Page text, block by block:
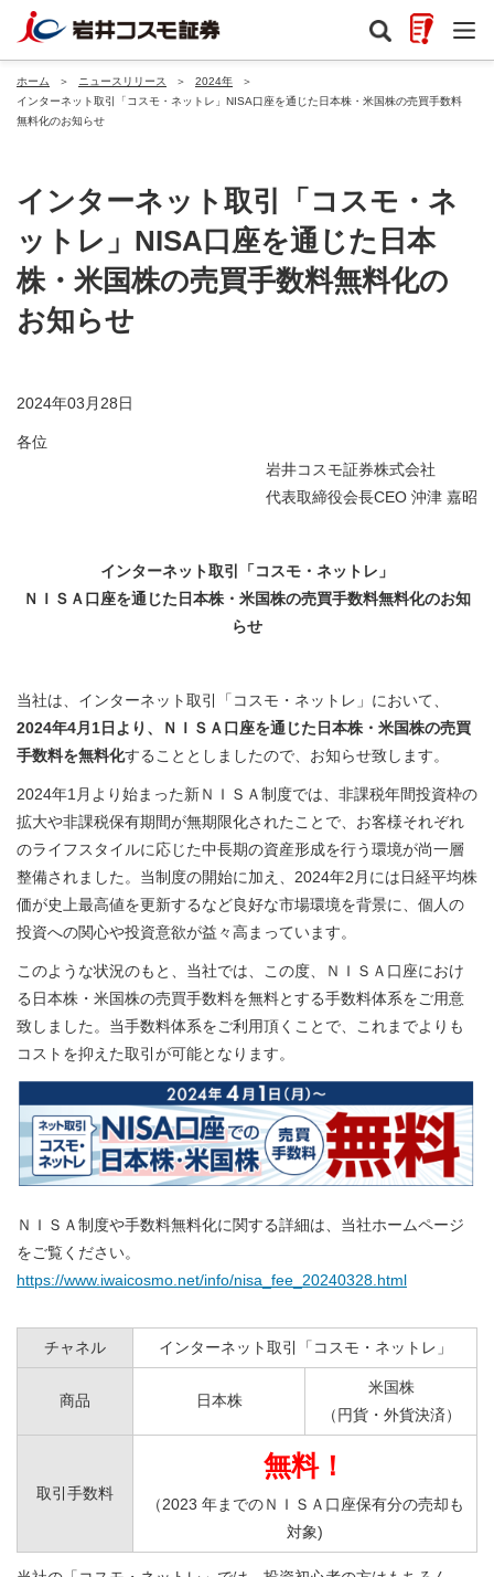
ホーム ＞ ニュースリリース ＞ 2024年
＞
インターネット取引「コスモ・ネットレ」NISA口座を通じた日本株・米国株の売買手数料
無料化のお知らせ
インターネット取引「コスモ・ネ
ットレ」NISA口座を通じた日本
株・米国株の売買手数料無料化の
お知らせ
2024年03月28日
各位
岩井コスモ証券株式会社
代表取締役会長CEO 沖津 嘉昭
インターネット取引「コスモ・ネットレ」
ＮＩＳＡ口座を通じた日本株・米国株の売買手数料無料化のお知
らせ
当社は、インターネット取引「コスモ・ネットレ」において、
2024年4月1日より、ＮＩＳＡ口座を通じた日本株・米国株の売買
手数料を無料化することとしましたので、お知らせ致します。
2024年1月より始まった新ＮＩＳＡ制度では、非課税年間投資枠の
拡大や非課税保有期間が無期限化されたことで、お客様それぞれ
のライフスタイルに応じた中長期の資産形成を行う環境が尚一層
整備されました。当制度の開始に加え、2024年2月には日経平均株
価が史上最高値を更新するなど良好な市場環境を背景に、個人の
投資への関心や投資意欲が益々高まっています。
このような状況のもと、当社では、この度、ＮＩＳＡ口座におけ
る日本株・米国株の売買手数料を無料とする手数料体系をご用意
致しました。当手数料体系をご利用頂くことで、これまでよりも
コストを抑えた取引が可能となります。
ＮＩＳＡ制度や手数料無料化に関する詳細は、当社ホームページ
をご覧ください。
https://www.iwaicosmo.net/info/nisa_fee_20240328.html
チャネル インターネット取引「コスモ・ネットレ」
商品 日本株
米国株
（円貨・外貨決済）
取引手数料
無料！
（2023 年までのＮＩＳＡ口座保有分の売却も
対象)